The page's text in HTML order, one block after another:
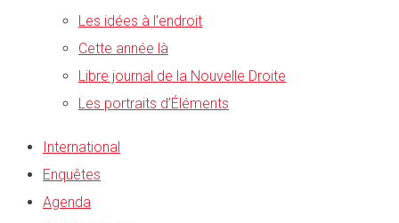
Les idées à l’endroit
Cette année là
Libre journal de la Nouvelle Droite
Les portraits d’Éléments
International
Enquêtes
Agenda